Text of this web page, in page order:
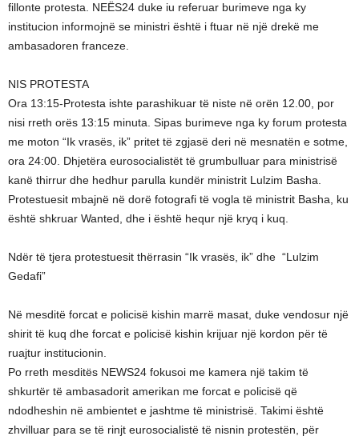
fillonte protesta. NEËS24 duke iu referuar burimeve nga ky
institucion informojnë se ministri është i ftuar në një drekë me
ambasadoren franceze.
NIS PROTESTA
Ora 13:15-Protesta ishte parashikuar të niste në orën 12.00, por
nisi rreth orës 13:15 minuta. Sipas burimeve nga ky forum protesta
me moton “Ik vrasës, ik” pritet të zgjasë deri në mesnatën e sotme,
ora 24:00. Dhjetëra eurosocialistët të grumbulluar para ministrisë
kanë thirrur dhe hedhur parulla kundër ministrit Lulzim Basha.
Protestuesit mbajnë në dorë fotografi të vogla të ministrit Basha, ku
është shkruar Wanted, dhe i është hequr një kryq i kuq.
Ndër të tjera protestuesit thërrasin “Ik vrasës, ik” dhe “Lulzim
Gedafi”
Në mesditë forcat e policisë kishin marrë masat, duke vendosur një
shirit të kuq dhe forcat e policisë kishin krijuar një kordon për të
ruajtur institucionin.
Po rreth mesditës NEWS24 fokusoi me kamera një takim të
shkurtër të ambasadorit amerikan me forcat e policisë që
ndodheshin në ambientet e jashtme të ministrisë. Takimi është
zhvilluar para se të rinjt eurosocialistë të nisnin protestën, për